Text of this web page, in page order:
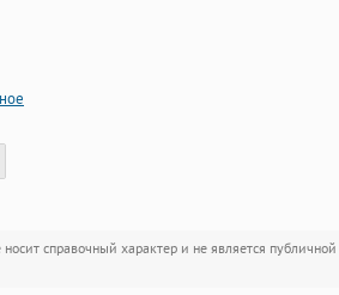
справочный характер и не является